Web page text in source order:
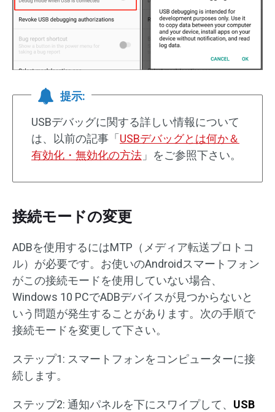
提示:
USBデバッグに関する詳しい情報について
は、以前の記事「 USBデバッグとは何か＆
有効化・無効化の方法 」をご参照下さい。
接続モードの変更
ADBを使用するにはMTP（メディア転送プロトコ
ル）が必要です。お使いのAndroidスマートフォン
がこの接続モードを使用していない場合、
Windows 10 PCでADBデバイスが見つからないと
いう問題が発生することがあります。次の手順で
接続モードを変更して下さい。
ステップ1: スマートフォンをコンピューターに接
続します。
ステップ2: 通知パネルを下にスワイプして、 USB